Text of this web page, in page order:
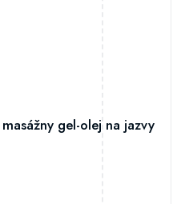
gel-olej na jazvy